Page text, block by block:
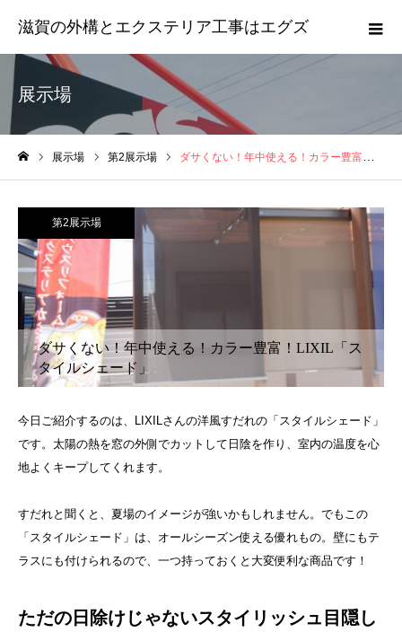
滋賀の外構とエクステリア工事はエグズ
展示場
展示場 第2展示場 ダサくない！年中使える！カラー豊富！LIXIL「スタイルシェード」
第2展示場
ダサくない！年中使える！カラー豊富！LIXIL「ス
タイルシェード」
今日ご紹介するのは、LIXILさんの洋風すだれの「スタイルシェード」
です。太陽の熱を窓の外側でカットして日陰を作り、室内の温度を心
地よくキープしてくれます。
すだれと聞くと、夏場のイメージが強いかもしれません。でもこの
「スタイルシェード」は、オールシーズン使える優れもの。壁にもテ
ラスにも付けられるので、一つ持っておくと大変便利な商品です！
ただの日除けじゃないスタイリッシュ目隠し